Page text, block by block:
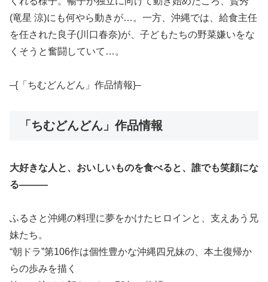
(竜星 涼)にも何やら動きが…。一方、沖縄では、給食主任
を任された良子(川口春奈)が、子どもたちの野菜嫌いをな
くそうと奮闘していて…。
–{「ちむどんどん」作品情報}–
「ちむどんどん」作品情報
大好きな人と、おいしいものを食べると、誰でも笑顔にな
る―――
ふるさと沖縄の料理に夢をかけたヒロインと、支えあう兄
妹たち。
“朝ドラ”第106作は個性豊かな沖縄四兄妹の、本土復帰か
らの歩みを描く